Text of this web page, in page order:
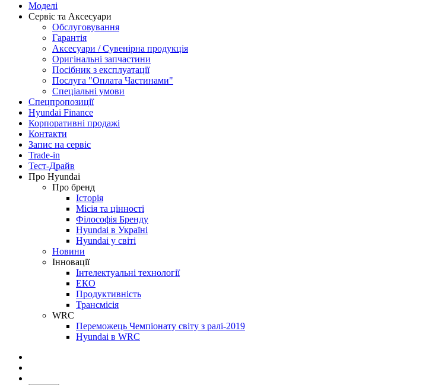
Моделі
Сервіс та Аксесуари
Обслуговування
Гарантія
Аксесуари / Сувенірна продукція
Оригінальні запчастини
Посібник з експлуатації
Послуга "Оплата Частинами"
Спеціальні умови
Спецпропозиції
Hyundai Finance
Корпоративні продажі
Контакти
Запис на сервіс
Trade-in
Тест-Драйв
Про Hyundai
Про бренд
Історія
Місія та цінності
Філософія Бренду
Hyundai в Україні
Hyundai у світі
Новини
Інновації
Інтелектуальні технології
ЕКО
Продуктивність
Трансмісія
WRC
Переможець Чемпіонату світу з ралі-2019
Hyundai в WRC